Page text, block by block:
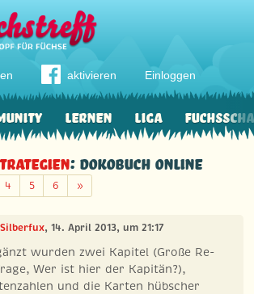
aktivieren Einloggen
Lernen Liga
: Dokobuch online
4 5 6 »Weiter
, 14. April 2013, um 21:17
wurden zwei Kapitel (Große Re-
Wer ist hier der Kapitän?),
und die Karten hübscher